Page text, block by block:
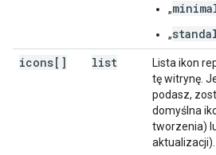
„
„
icons[] list
Lista ikon
tę witrynę.
podasz,
domyślna
tworzenia)
aktualizacji).